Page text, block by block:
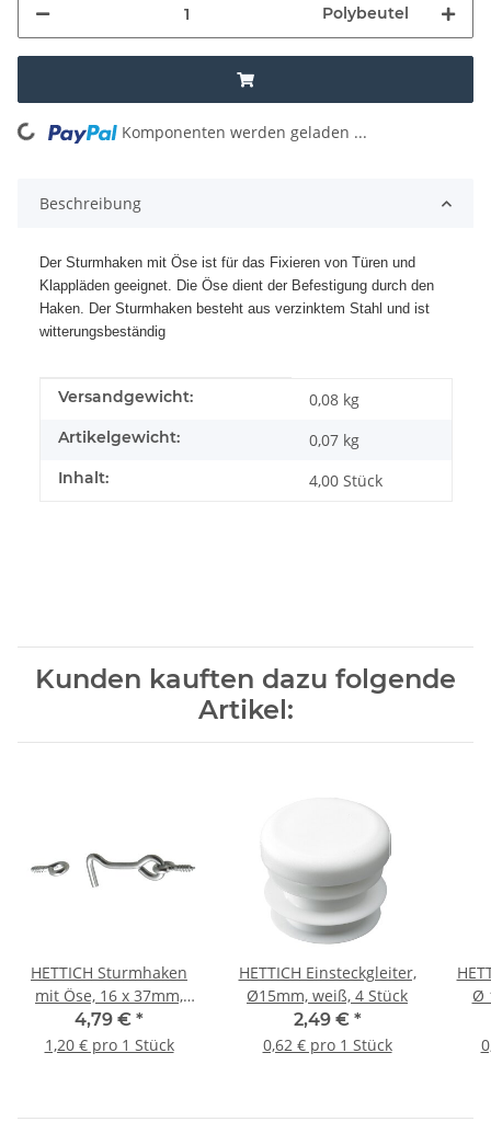
Polybeutel
Loading... Komponenten werden geladen ...
Beschreibung
Der Sturmhaken mit Öse ist für das Fixieren von Türen und
Klappläden geeignet. Die Öse dient der Befestigung durch den
Haken. Der Sturmhaken besteht aus verzinktem Stahl und ist
witterungsbeständig
Produkteigenschaft
Wert
Versandgewicht: 0,08 kg
Artikelgewicht: 0,07 kg
Inhalt: 4,00 Stück
Kunden kauften dazu folgende
Artikel:
HETTICH Sturmhaken
mit Öse, 16 x 37mm,
verzinkt, 4 Stück
4,79 € *
1,20 € pro 1 Stück
HETTICH Einsteckgleiter,
Ø15mm, weiß, 4 Stück
2,49 € *
0,62 € pro 1 Stück
Ø